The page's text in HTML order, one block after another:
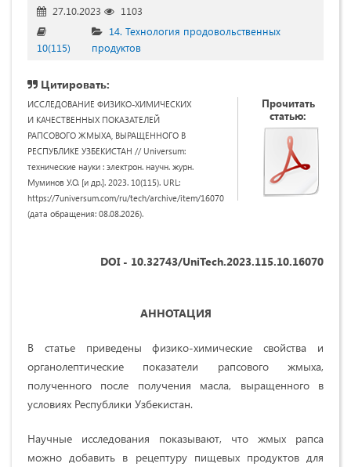
27.10.2023
1103
10(115)
14. Технология продовольственных
продуктов
Цитировать:
ИССЛЕДОВАНИЕ ФИЗИКО-ХИМИЧЕСКИХ
И КАЧЕСТВЕННЫХ ПОКАЗАТЕЛЕЙ
РАПСОВОГО ЖМЫХА, ВЫРАЩЕННОГО В
РЕСПУБЛИКЕ УЗБЕКИСТАН // Universum:
технические науки : электрон. научн. журн.
Муминов У.О. [и др.]. 2023. 10(115). URL:
https://7universum.com/ru/tech/archive/item/16070
(дата обращения: 08.08.2026).
Прочитать
статью:
DOI - 10.32743/UniTech.2023.115.10.16070
АННОТАЦИЯ
В статье приведены физико-химические свойства и
органолептические показатели рапсового жмыха,
полученного после получения масла, выращенного в
условиях Республики Узбекистан.
Научные исследования показывают, что жмых рапса
можно добавить в рецептуру пищевых продуктов для